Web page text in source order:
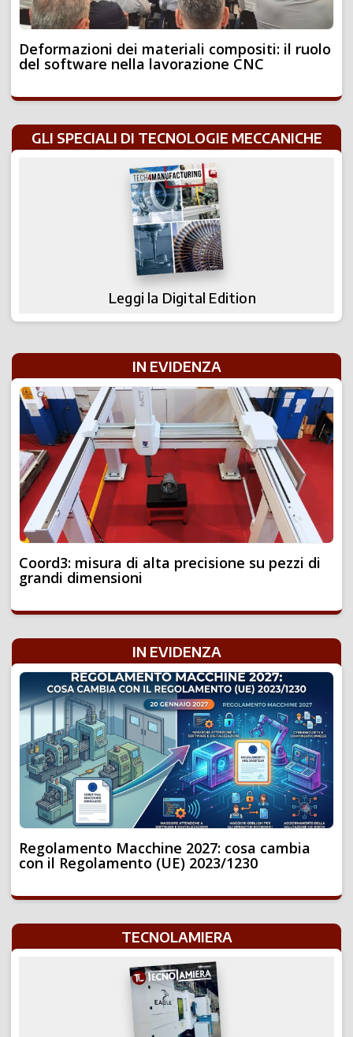
Deformazioni dei materiali compositi: il ruolo
del software nella lavorazione CNC
GLI SPECIALI DI TECNOLOGIE MECCANICHE
Leggi la Digital Edition
IN EVIDENZA
Coord3: misura di alta precisione su pezzi di
grandi dimensioni
IN EVIDENZA
Regolamento Macchine 2027: cosa cambia
con il Regolamento (UE) 2023/1230
TECNOLAMIERA